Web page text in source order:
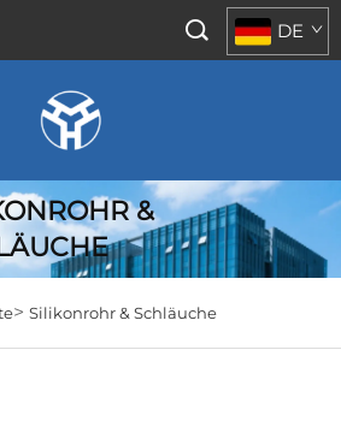
DE
&
> Silikonrohr & Schläuche